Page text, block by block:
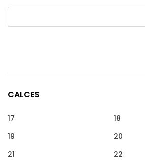
CALCES
17
18
19
20
21
22